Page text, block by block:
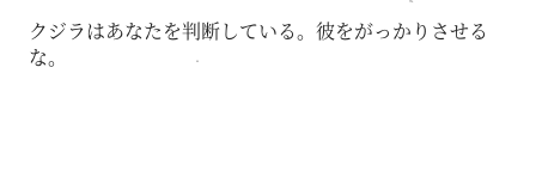
クジラはあなたを判断している。彼をがっかりさせる
な。